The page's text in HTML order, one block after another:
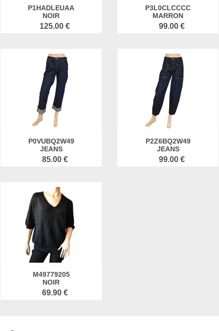
P1HADLEUAA
NOIR
125.00 €
P3L0CLCCCC
MARRON
99.00 €
P0VUBQ2W49
JEANS
85.00 €
P2Z6BQ2W49
JEANS
99.00 €
M49779205
NOIR
69.90 €